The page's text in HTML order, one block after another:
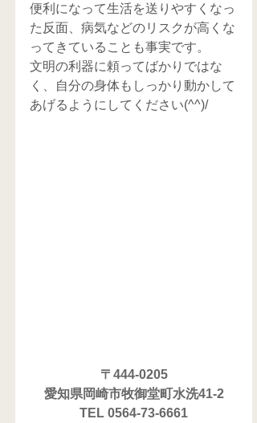
便利になって生活を送りやすくなっ
た反面、病気などのリスクが高くな
ってきていることも事実です。
文明の利器に頼ってばかりではな
く、自分の身体もしっかり動かして
あげるようにしてください(^^)/
〒444-0205
愛知県岡崎市牧御堂町水洗41-2
TEL 0564-73-6661